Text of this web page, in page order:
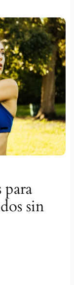
sin